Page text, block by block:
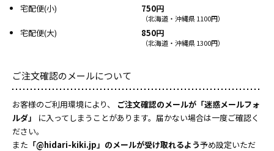
宅配便(小) 750円
（北海道・沖縄県 1100円）
宅配便(大) 850円
（北海道・沖縄県 1300円）
ご注文確認のメールについて
お客様のご利用環境により、
ご注文確認のメールが「迷惑メールフォ
ルダ」
に入ってしまうことがあります。届かない場合は一度ご確認く
ださい。
また 「@hidari-kiki.jp」のメールが受け取れるよう予め設定いただ